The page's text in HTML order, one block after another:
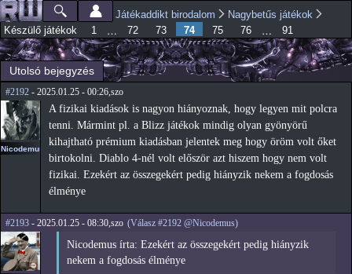
Ugrás a
tartalomra
Főmenü
Jelenlegi hely
Játékaddikt birodalom
Nagybetűs játékok
Készülő játékok
1 … 72 73 74 75 76 … 91
Utolsó bejegyzés
#2192 - 2025.01.25 - 00:26,szo
Nicodemus
A fizikai kiadások is nagyon hiányoznak, hogy legyen mit polcra
tenni. Mármint pl. a Blizz játékok mindig olyan gyönyörű
kihajtható prémium kiadásban jelentek meg hogy öröm volt őket
birtokolni. Diablo 4-nél volt először azt hiszem hogy nem volt
fizikai. Ezekért az összegekért pedig hiányzik nekem a fogdosás
élménye
#2193 - 2025.01.25 - 08:30,szo (Válasz #2192 @Nicodemus)
Nicodemus írta: Ezekért az összegekért pedig hiányzik
nekem a fogdosás élménye